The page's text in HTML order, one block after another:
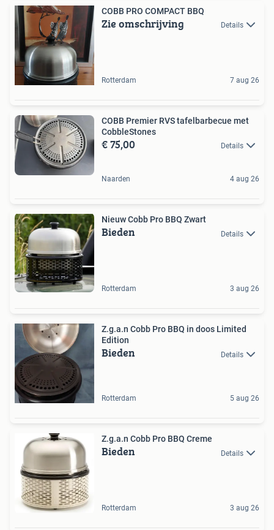
COBB PRO COMPACT BBQ
Zie omschrijving Details
Rotterdam 7 aug 26
COBB Premier RVS tafelbarbecue met
CobbleStones
€ 75,00 Details
Naarden 4 aug 26
Nieuw Cobb Pro BBQ Zwart
Bieden Details
Rotterdam 3 aug 26
Z.g.a.n Cobb Pro BBQ in doos Limited
Edition
Bieden Details
Rotterdam 5 aug 26
Z.g.a.n Cobb Pro BBQ Creme
Bieden Details
Rotterdam 3 aug 26